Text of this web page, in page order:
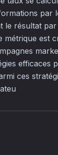
par
le résultat
métrique est
efficaces
ces